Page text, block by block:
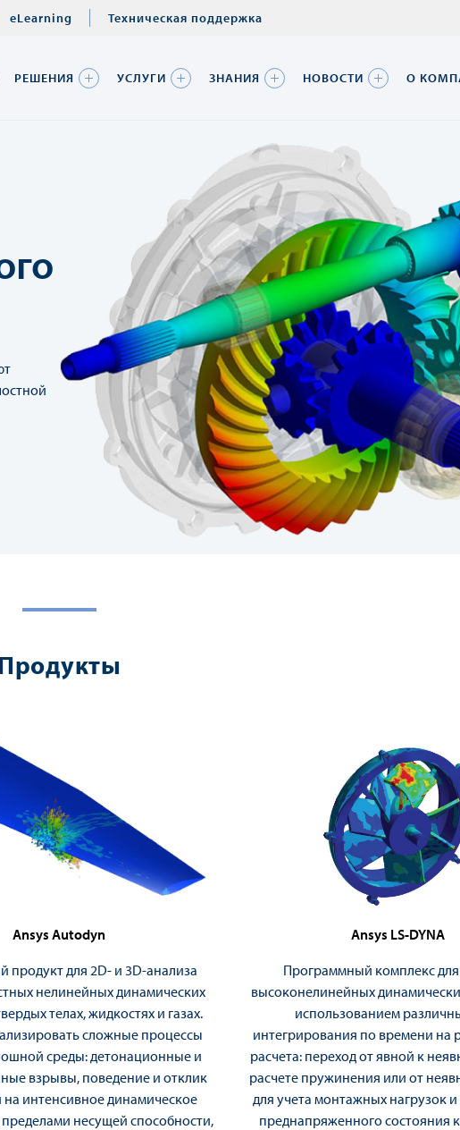
eLearning Техническая поддержка
РЕШЕНИЯ УСЛУГИ ЗНАНИЯ НОВОСТИ О
Ansys Autodyn
продукт для 2D- и 3D-анализа
нелинейных динамических
телах, жидкостях и газах.
сложные процессы
среды: детонационные и
взрывы, поведение и отклик
на интенсивное динамическое
пределами несущей способности,
Ansys LS-DYNA
Программный комплекс для
высоконелинейных
использованием
интегрирования по времени на
расчета: переход от явной к
расчете пружинения или от
для учета монтажных нагрузок и
преднапряженного состояния